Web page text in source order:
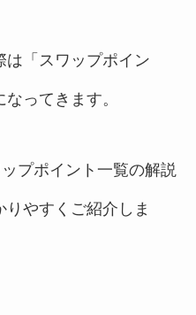
は「スワップポイン
ってきます。
プポイント一覧の解説
やすくご紹介しま